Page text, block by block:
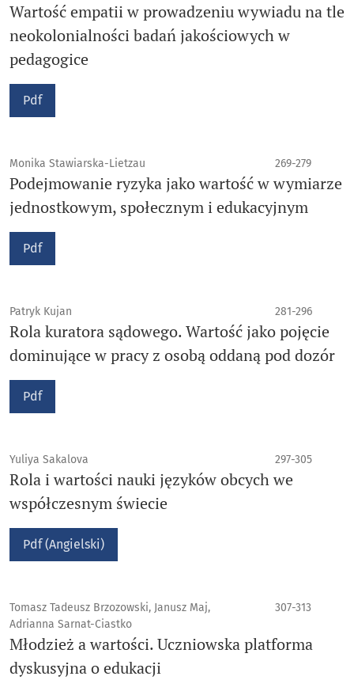
Wartość empatii w prowadzeniu wywiadu na tle
neokolonialności badań jakościowych w
pedagogice
Pdf
Monika Stawiarska-Lietzau 269-279
Podejmowanie ryzyka jako wartość w wymiarze
jednostkowym, społecznym i edukacyjnym
Pdf
Patryk Kujan 281-296
Rola kuratora sądowego. Wartość jako pojęcie
dominujące w pracy z osobą oddaną pod dozór
Pdf
Yuliya Sakalova 297-305
Rola i wartości nauki języków obcych we
współczesnym świecie
Pdf (Angielski)
Tomasz Tadeusz Brzozowski, Janusz Maj,
Adrianna Sarnat-Ciastko
307-313
Młodzież a wartości. Uczniowska platforma
dyskusyjna o edukacji